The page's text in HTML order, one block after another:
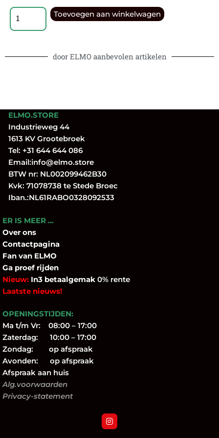
Toevoegen aan winkelwagen
door ELMO aanbevolen artikelen
ELMO.STORE
Industrieweg 44
1613 KV Grootebroek
Tel: +31 644 644 086
Email:info@elmo.store
BTW nr: NL002099462B30
Kvk: 71078738 te Stede Broec
Iban.:NL61RABO0328092533
ER IS MEER …
Over ons
Contactpagina
Fan van ELMO
Ga proef rijden
Nieuw: In3 betaalgemak 0% rente
Laatste nieuws!
OPENINGSTIJDEN:
Ma t/m Vr: 08:00 – 17:00
Zaterdag: 10:00 – 17:00
Zondag: op afspraak
Avonden: op afspraak
Afspraak aan huis
Alg.voorwaarden
Privacy-statement